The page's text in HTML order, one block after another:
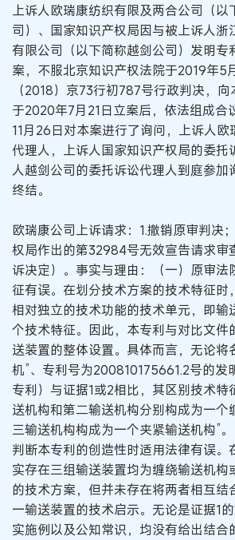
上诉人欧瑞康纺织有限及两合公司（以
司）、国家知识产权局因与被上诉人浙
有限公司（以下简称越剑公司）发明专
案，不服北京知识产权法院于2019年5
（2018）京73行初787号行政判决，
于2020年7月21日立案后，依法组成合
11月26日对本案进行了询问，上诉人
代理人，上诉人国家知识产权局的委托
人越剑公司的委托诉讼代理人到庭参加
终结。
欧瑞康公司上诉请求：1.撤销原审判决
权局作出的第32984号无效宣告请求审
诉决定）。事实与理由：（一）原审法
征有误。在划分技术方案的技术特征时
相对独立的技术功能的技术单元，即输
个技术特征。因此，本专利与对比文件
送装置的整体设置。具体而言，无论将
机”、专利号为200810175661.2号的发
专利）与证据1或2相比，其区别技术特
送机构和第二输送机构分别构成为一个
三输送机构构成为一个夹紧输送机构”
判断本专利的创造性时适用法律有误。
实存在三组输送装置均为缠绕输送机构
的技术方案，但并未存在将两者相互结
一输送装置的技术启示。无论是证据1
实施例以及公知常识，均没有给出结合